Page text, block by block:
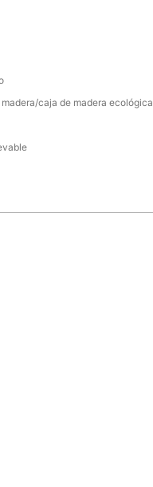
caja de madera ecológica